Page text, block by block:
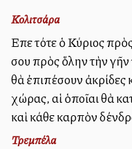
Κολιτσάρα
Εἶπε τότε ὁ Κύριος
σου πρὸς ὅλην τὴν γῆν
θὰ ἐπιπέσουν ἀκρίδες
χώρας, αἱ ὁποῖαι θὰ
καὶ κάθε καρπὸν
Τρεμπέλα